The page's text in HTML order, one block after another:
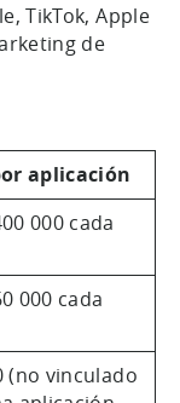
TikTok, Apple
de
aplicación
000 cada
000 cada
(no vinculado